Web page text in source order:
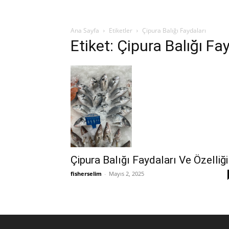
Ana Sayfa Etiketler Çipura Balığı Faydaları
Etiket: Çipura Balığı
Çipura Balığı Faydaları Ve Özelliği
fisherselim - Mayıs 2, 2025